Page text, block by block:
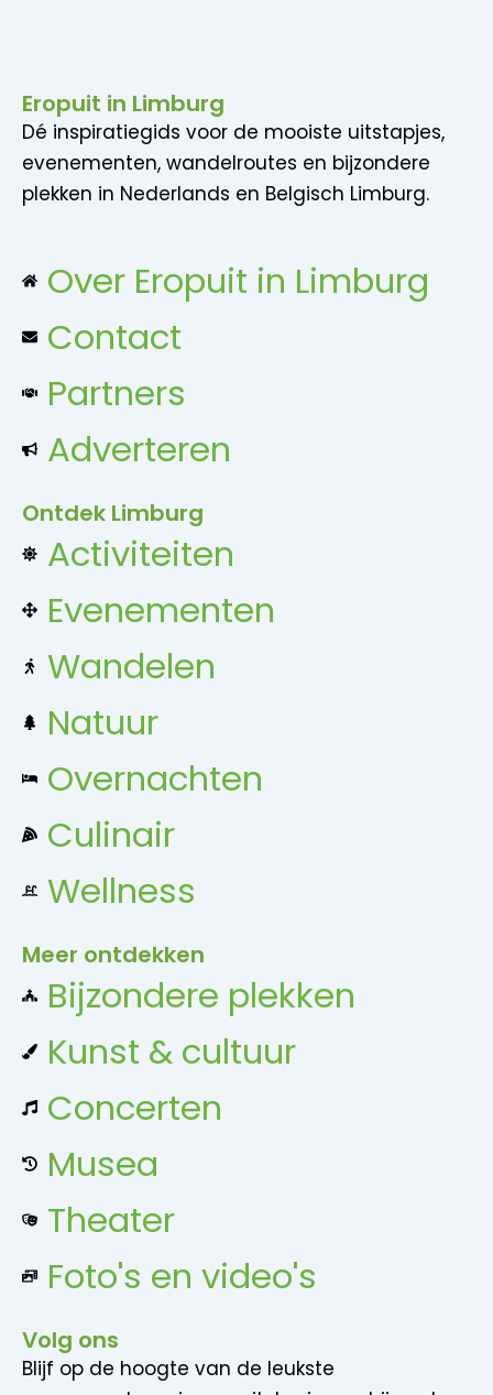
Eropuit in Limburg
Dé inspiratiegids voor de mooiste uitstapjes,
evenementen, wandelroutes en bijzondere
plekken in Nederlands en Belgisch Limburg.
Over Eropuit in Limburg
Contact
Partners
Adverteren
Ontdek Limburg
Activiteiten
Evenementen
Wandelen
Natuur
Overnachten
Culinair
Wellness
Meer ontdekken
Bijzondere plekken
Kunst & cultuur
Concerten
Musea
Theater
Foto's en video's
Volg ons
Blijf op de hoogte van de leukste